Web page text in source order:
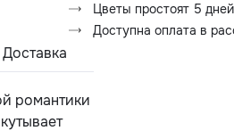
Цветы простоят 5
Доступна оплата в
Доставка
романтики